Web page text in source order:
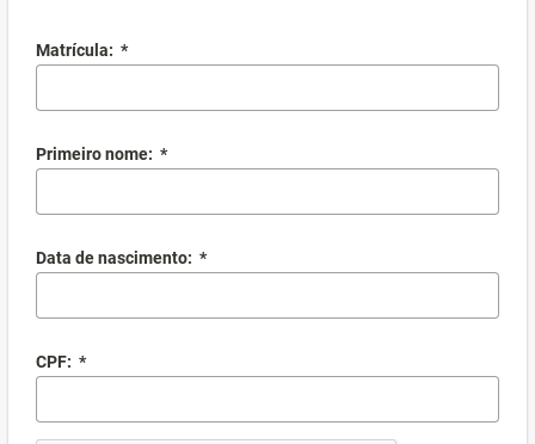
Matrícula: *
Primeiro nome: *
Data de nascimento: *
CPF: *